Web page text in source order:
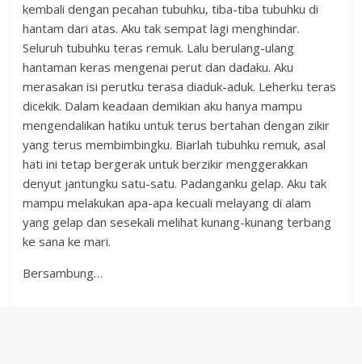
kembali dengan pecahan tubuhku, tiba-tiba tubuhku di
hantam dari atas. Aku tak sempat lagi menghindar.
Seluruh tubuhku teras remuk. Lalu berulang-ulang
hantaman keras mengenai perut dan dadaku. Aku
merasakan isi perutku terasa diaduk-aduk. Leherku teras
dicekik. Dalam keadaan demikian aku hanya mampu
mengendalikan hatiku untuk terus bertahan dengan zikir
yang terus membimbingku. Biarlah tubuhku remuk, asal
hati ini tetap bergerak untuk berzikir menggerakkan
denyut jantungku satu-satu. Padanganku gelap. Aku tak
mampu melakukan apa-apa kecuali melayang di alam
yang gelap dan sesekali melihat kunang-kunang terbang
ke sana ke mari.
Bersambung…